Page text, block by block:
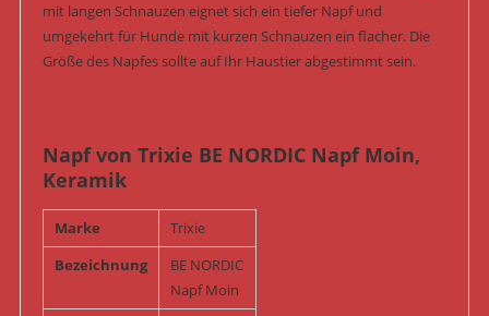
mit langen Schnauzen eignet sich ein tiefer Napf und
umgekehrt für Hunde mit kurzen Schnauzen ein flacher. Die
Größe des Napfes sollte auf Ihr Haustier abgestimmt sein.
Napf von Trixie BE NORDIC Napf Moin,
Keramik
Marke
Trixie
Bezeichnung
BE NORDIC
Napf Moin